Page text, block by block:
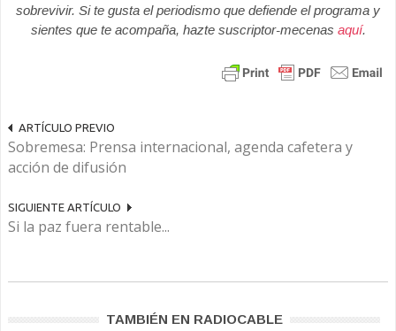
sobrevivir. Si te gusta el periodismo que defiende el programa y
sientes que te acompaña, hazte suscriptor-mecenas aquí.
ARTÍCULO PREVIO
Sobremesa: Prensa internacional, agenda cafetera y
acción de difusión
SIGUIENTE ARTÍCULO
Si la paz fuera rentable...
TAMBIÉN EN RADIOCABLE